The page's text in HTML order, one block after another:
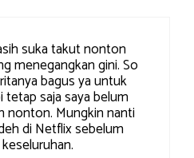
suka takut nonton
menegangkan gini. So
bagus ya untuk
tetap saja saya belum
nonton. Mungkin nanti
di Netflix sebelum